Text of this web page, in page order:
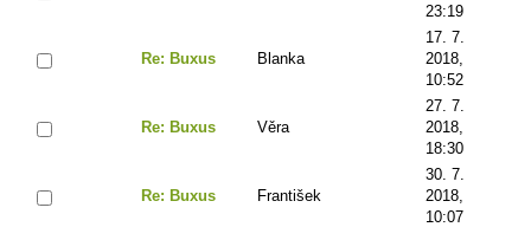
23:19
Re: Buxus Blanka
17. 7.
2018,
10:52
Re: Buxus Věra
27. 7.
2018,
18:30
Re: Buxus František
30. 7.
2018,
10:07